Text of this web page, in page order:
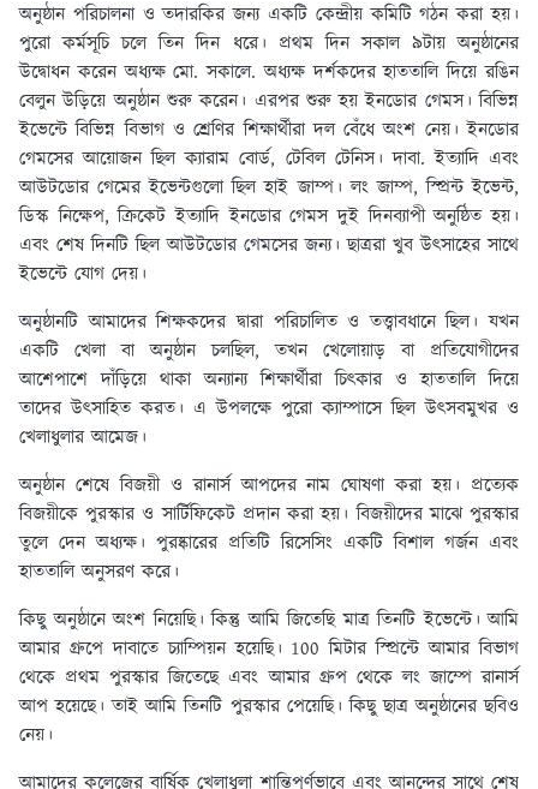
অনুষ্ঠান পরিচালনা ও তদারকির জন্য একটি কেন্দ্রীয় কমিটি গঠন করা হয়।
পুরো কর্মসূচি চলে তিন দিন ধরে। প্রথম দিন সকাল ৯টায় অনুষ্ঠানের
উদ্বোধন করেন অধ্যক্ষ মো. সকালে. অধ্যক্ষ দর্শকদের হাততালি দিয়ে রঙিন
বেলুন উড়িয়ে অনুষ্ঠান শুরু করেন। এরপর শুরু হয় ইনডোর গেমস। বিভিন্ন
ইভেন্টে বিভিন্ন বিভাগ ও শ্রেণির শিক্ষার্থীরা দল বেঁধে অংশ নেয়। ইনডোর
গেমসের আয়োজন ছিল ক্যারাম বোর্ড, টেবিল টেনিস। দাবা. ইত্যাদি এবং
আউটডোর গেমের ইভেন্টগুলো ছিল হাই জাম্প। লং জাম্প, স্প্রিন্ট ইভেন্ট,
ডিস্ক নিক্ষেপ, ক্রিকেট ইত্যাদি ইনডোর গেমস দুই দিনব্যাপী অনুষ্ঠিত হয়।
এবং শেষ দিনটি ছিল আউটডোর গেমসের জন্য। ছাত্ররা খুব উৎসাহের সাথে
ইভেন্টে যোগ দেয়।
অনুষ্ঠানটি আমাদের শিক্ষকদের দ্বারা পরিচালিত ও তত্ত্বাবধানে ছিল। যখন
একটি খেলা বা অনুষ্ঠান চলছিল, তখন খেলোয়াড় বা প্রতিযোগীদের
আশেপাশে দাঁড়িয়ে থাকা অন্যান্য শিক্ষার্থীরা চিৎকার ও হাততালি দিয়ে
তাদের উত্সাহিত করত। এ উপলক্ষে পুরো ক্যাম্পাসে ছিল উৎসবমুখর ও
খেলাধুলার আমেজ।
অনুষ্ঠান শেষে বিজয়ী ও রানার্স আপদের নাম ঘোষণা করা হয়। প্রত্যেক
বিজয়ীকে পুরস্কার ও সার্টিফিকেট প্রদান করা হয়। বিজয়ীদের মাঝে পুরস্কার
তুলে দেন অধ্যক্ষ। পুরষ্কারের প্রতিটি রিসেসিং একটি বিশাল গর্জন এবং
হাততালি অনুসরণ করে।
কিছু অনুষ্ঠানে অংশ নিয়েছি। কিন্তু আমি জিতেছি মাত্র তিনটি ইভেন্টে। আমি
আমার গ্রুপে দাবাতে চ্যাম্পিয়ন হয়েছি। 100 মিটার স্প্রিন্টে আমার বিভাগ
থেকে প্রথম পুরস্কার জিতেছে এবং আমার গ্রুপ থেকে লং জাম্পে রানার্স
আপ হয়েছে। তাই আমি তিনটি পুরস্কার পেয়েছি। কিছু ছাত্র অনুষ্ঠানের ছবিও
নেয়।